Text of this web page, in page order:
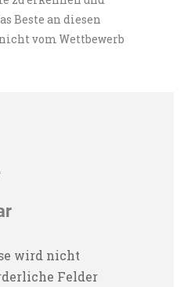
Beste an diesen
vom Wettbewerb
wird nicht
Felder